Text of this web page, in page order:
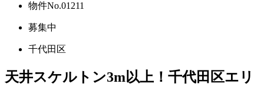
物件No.01211
募集中
千代田区
天井スケルトン3m以上！千代田区エリ